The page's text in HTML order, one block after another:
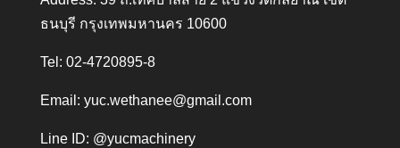
ธนบุรี กรุงเทพมหานคร 10600
Tel: 02-4720895-8
Email: yuc.wethanee@gmail.com
Line ID: @yucmachinery